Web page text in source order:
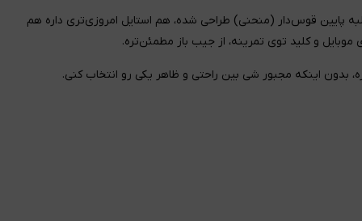
قوس‌دار (منحنی) طراحی شده، هم استایل امروزی‌تری داره هم
و کلید توی تمرینه، از جیب باز مطمئن‌تره.
اینکه مجبور شی بین راحتی و ظاهر یکی رو انتخاب کنی.